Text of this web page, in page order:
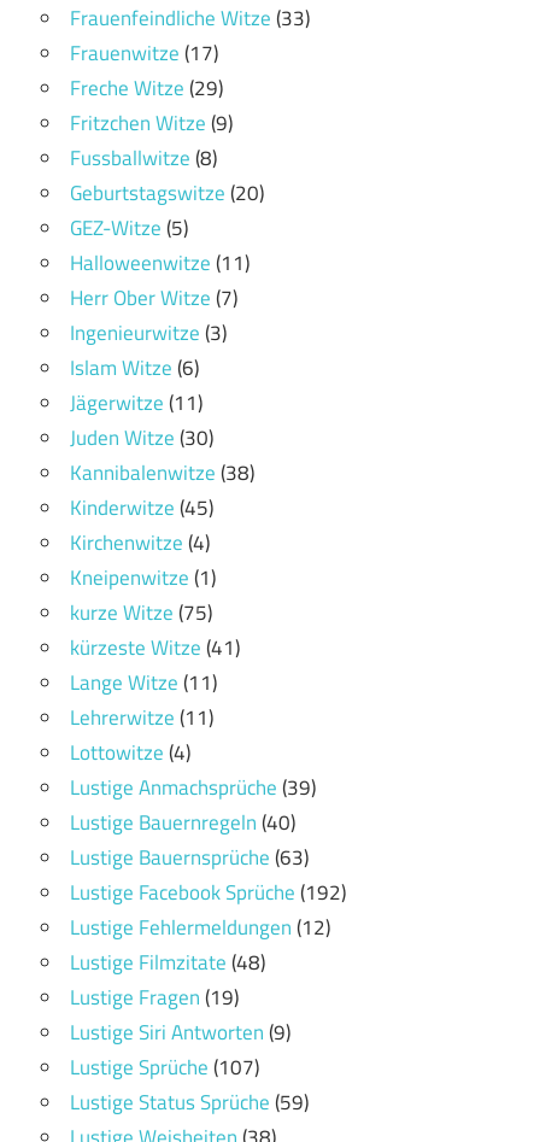
Frauenfeindliche Witze(33)
Frauenwitze(17)
Freche Witze(29)
Fritzchen Witze(9)
Fussballwitze(8)
Geburtstagswitze(20)
GEZ-Witze(5)
Halloweenwitze(11)
Herr Ober Witze(7)
Ingenieurwitze(3)
Islam Witze(6)
Jägerwitze(11)
Juden Witze(30)
Kannibalenwitze(38)
Kinderwitze(45)
Kirchenwitze(4)
Kneipenwitze(1)
kurze Witze(75)
kürzeste Witze(41)
Lange Witze(11)
Lehrerwitze(11)
Lottowitze(4)
Lustige Anmachsprüche(39)
Lustige Bauernregeln(40)
Lustige Bauernsprüche(63)
Lustige Facebook Sprüche(192)
Lustige Fehlermeldungen(12)
Lustige Filmzitate(48)
Lustige Fragen(19)
Lustige Siri Antworten(9)
Lustige Sprüche(107)
Lustige Status Sprüche(59)